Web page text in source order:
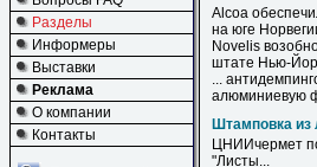
Разделы
Информеры
Выставки
Реклама
О компании
Контакты
Alcoa
на юге
Novelis
штате Нью-
...
алюминиевую
Штамповка из
ЦНИИчермет
"Листы...